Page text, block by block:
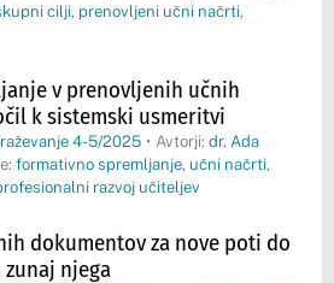
cilji, prenovljeni učni načrti,
v prenovljenih učnih
k sistemski usmeritvi
4-5/2025 • Avtorji: dr. Ada
formativno spremljanje, učni načrti,
razvoj učiteljev
dokumentov za nove poti do
zunaj njega